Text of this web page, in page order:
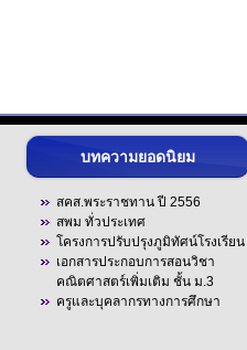
บทความยอดนิยม
สคส.พระราชทาน ปี 2556
สพม ทั่วประเทศ
โครงการปรับปรุงภูมิทัศน์โรงเรียน
เอกสารประกอบการสอนวิชา
คณิตศาสตร์เพิ่มเติม ชั้น ม.3
ครูและบุคลากรทางการศึกษา